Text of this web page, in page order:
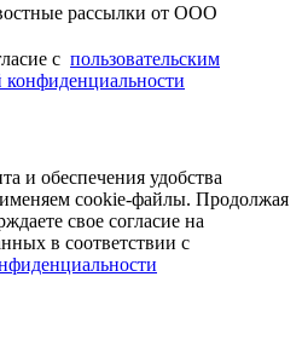
рассылки от ООО
с пользовательским
конфиденциальности
и обеспечения удобства
cookie-файлы. Продолжая
свое согласие на
в соответствии с